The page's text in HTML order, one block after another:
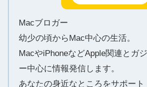
Macブロガー
幼少の頃からMac中心の生活。
MacやiPhoneなどApple関連とガ
ー中心に情報発信します。
あなたの身近なところをサポート